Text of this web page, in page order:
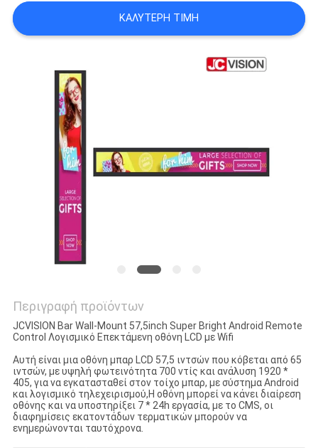
ΖΗΤΉΣΤΕ
ΜΙΑ
SITEMAP
ΠΟΛΙΤΙΚΉ
ΑΠΟΡΡΉΤΟΥ
ΚΑΛΎΤΕΡΗ ΤΙΜΉ
Περιγραφή προϊόντων
JCVISION Bar Wall-Mount 57,5inch Super Bright Android Remote
Control Λογισμικό Επεκτάμενη οθόνη LCD με Wifi
Αυτή είναι μια οθόνη μπαρ LCD 57,5 ιντσών που κόβεται από 65
ιντσών, με υψηλή φωτεινότητα 700 ντίς και ανάλυση 1920 *
405, για να εγκατασταθεί στον τοίχο μπαρ, με σύστημα Android
και λογισμικό τηλεχειρισμού,Η οθόνη μπορεί να κάνει διαίρεση
οθόνης και να υποστηρίξει 7 * 24h εργασία, με το CMS, οι
διαφημίσεις εκατοντάδων τερματικών μπορούν να
ενημερώνονται ταυτόχρονα.